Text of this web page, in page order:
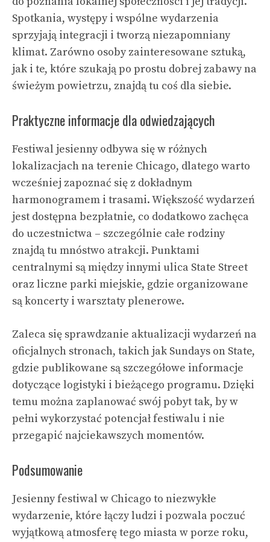
Spotkania, występy i wspólne wydarzenia
sprzyjają integracji i tworzą niezapomniany
klimat. Zarówno osoby zainteresowane sztuką,
jak i te, które szukają po prostu dobrej zabawy na
świeżym powietrzu, znajdą tu coś dla siebie.
Praktyczne informacje dla odwiedzających
Festiwal jesienny odbywa się w różnych
lokalizacjach na terenie Chicago, dlatego warto
wcześniej zapoznać się z dokładnym
harmonogramem i trasami. Większość wydarzeń
jest dostępna bezpłatnie, co dodatkowo zachęca
do uczestnictwa – szczególnie całe rodziny
znajdą tu mnóstwo atrakcji. Punktami
centralnymi są między innymi ulica State Street
oraz liczne parki miejskie, gdzie organizowane
są koncerty i warsztaty plenerowe.
Zaleca się sprawdzanie aktualizacji wydarzeń na
oficjalnych stronach, takich jak Sundays on State,
gdzie publikowane są szczegółowe informacje
dotyczące logistyki i bieżącego programu. Dzięki
temu można zaplanować swój pobyt tak, by w
pełni wykorzystać potencjał festiwalu i nie
przegapić najciekawszych momentów.
Podsumowanie
Jesienny festiwal w Chicago to niezwykłe
wydarzenie, które łączy ludzi i pozwala poczuć
wyjątkową atmosferę tego miasta w porze roku,